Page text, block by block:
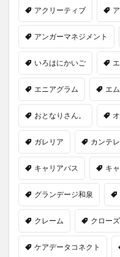
アクリーティブ
アンガーマネジメント
いろはにかいご
エニアグラム エ
おとなりさん。
ガレリア カンテレ
キャリアパス キ
グランデージ和泉
クレーム クロー
ケアデータコネクト